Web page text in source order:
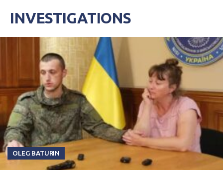
INVESTIGATIONS
OLEG BATURIN